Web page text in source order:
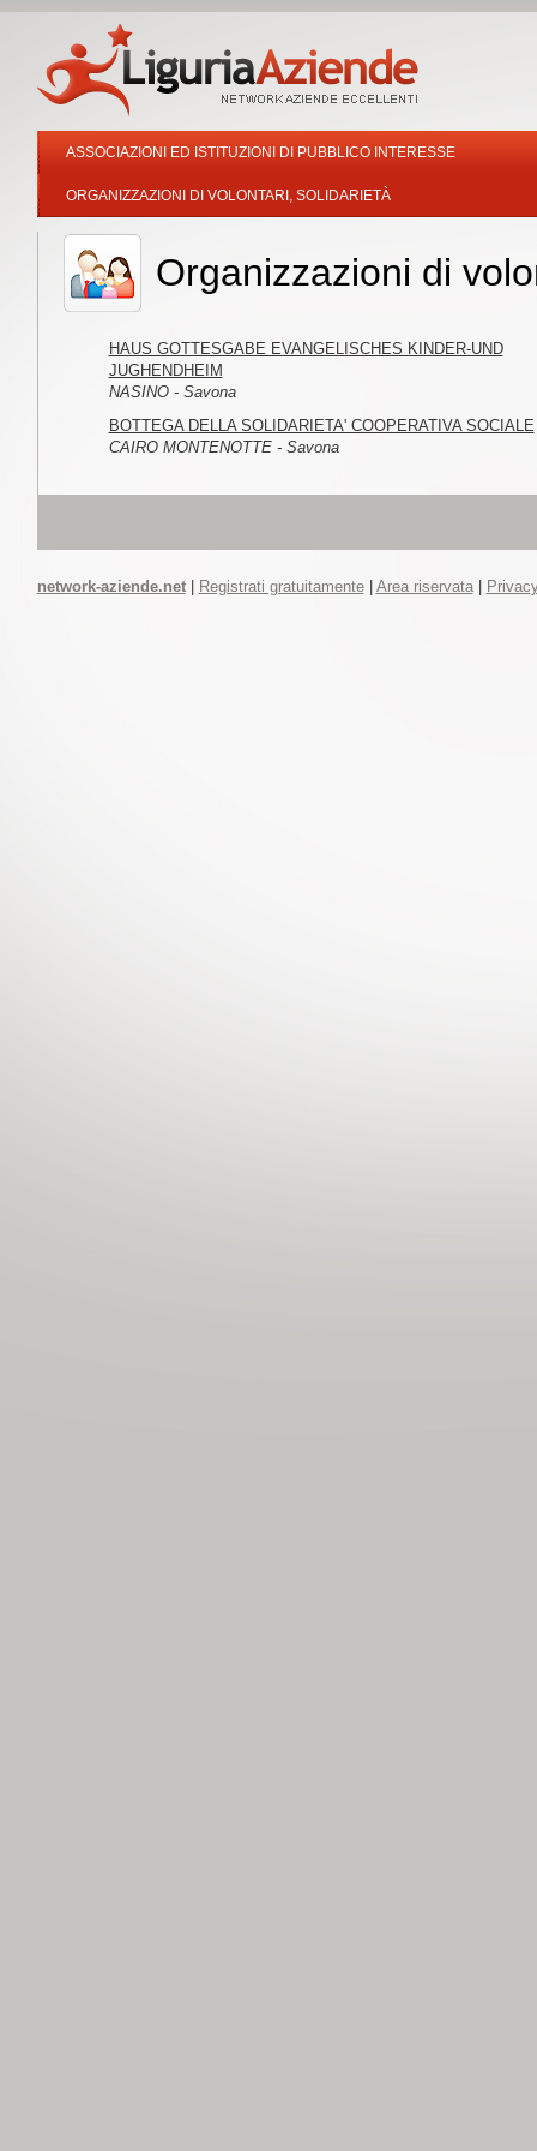
ASSOCIAZIONI ED ISTITUZIONI DI PUBBLICO INTERESSE
ORGANIZZAZIONI DI VOLONTARI, SOLIDARIETÀ
Organizzazioni di
HAUS GOTTESGABE EVANGELISCHES KINDER-UND
JUGHENDHEIM
NASINO - Savona
BOTTEGA DELLA SOLIDARIETA' COOPERATIVA SOCIALE
CAIRO MONTENOTTE - Savona
network-aziende.net| Registrati gratuitamente| Area riservata|